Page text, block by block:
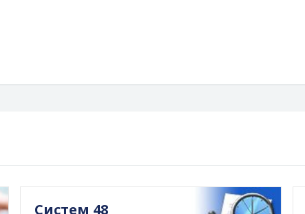
Систем 48